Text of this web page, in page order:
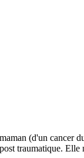
(d'un cancer
traumatique.